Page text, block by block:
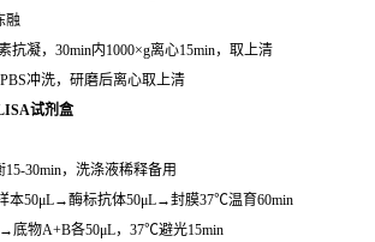
融
抗凝，30min内1000×g离心15min，取上清
冲洗，研磨后离心取上清
试剂盒
30min，洗涤液稀释备用
本50μL→酶标抗体50μL→封膜37℃温育60min
底物A+B各50μL，37℃避光15min